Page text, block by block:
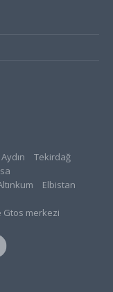
Aydın
Tekirdağ
Elbistan
Gtos merkezi
Physioclinic